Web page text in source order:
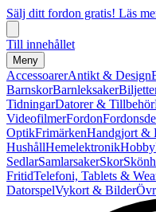
Sälj ditt fordon gratis! Läs
Till innehållet
Meny
AccessoarerAntikt & Design
BarnskorBarnleksaker
TidningarDatorer & Tillbehör
VideofilmerFordon
OptikFrimärkenHandgjort &
HushållHemelektronikHobby
SedlarSamlarsakerSkor
FritidTelefoni, Tablets &
DatorspelVykort & Bilder